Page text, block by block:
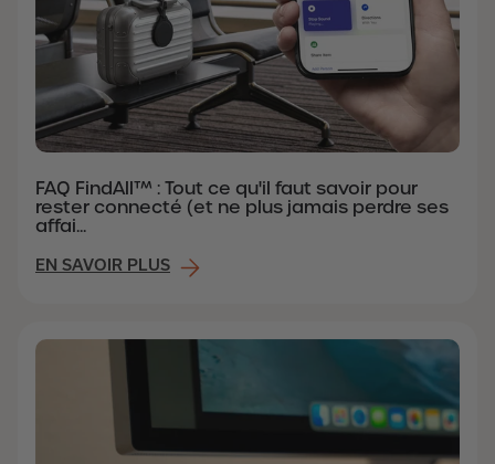
FAQ FindAll™ : Tout ce qu'il faut savoir pour
rester connecté (et ne plus jamais perdre ses
affai...
EN SAVOIR PLUS